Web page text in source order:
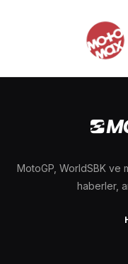
MotoGP, WorldSBK ve
haberler,